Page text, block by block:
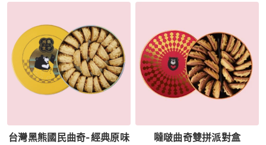
台灣黑熊國民曲奇-經典原味 噠啵曲奇雙拼派對盒